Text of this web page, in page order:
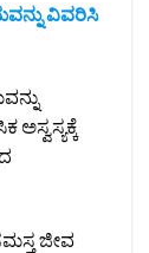
ವಿವರಿಸಿ
ಅಸ್ವಸ್ಯಕ್ಕೆ
ಜೀವ